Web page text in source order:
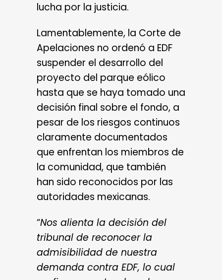
lucha por la justicia.
Lamentablemente, la Corte de
Apelaciones no ordenó a EDF
suspender el desarrollo del
proyecto del parque eólico
hasta que se haya tomado una
decisión final sobre el fondo, a
pesar de los riesgos continuos
claramente documentados
que enfrentan los miembros de
la comunidad, que también
han sido reconocidos por las
autoridades mexicanas.
“Nos alienta la decisión del
tribunal de reconocer la
admisibilidad de nuestra
demanda contra EDF, lo cual